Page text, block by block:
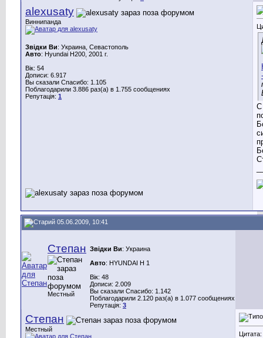
alexusaty
Виннипанда
Звідки Ви: Украина, Севастополь
Авто: Hyundai H200, 2001 г.
Вік: 54
Дописи: 6.917
Вы сказали Спасибо: 1.105
Поблагодарили 3.886 раз(а) в 1.755 сообщениях
Репутація: 1
С
05.06.2009, 10:41
Степан
Местный
Звідки Ви: Украина
Авто: HYUNDAI H 1
Вік: 48
Дописи: 2.009
Вы сказали Спасибо: 1.142
Поблагодарили 2.120 раз(а) в 1.077 сообщениях
Репутація: 3
Степан
Местный
Цитата: